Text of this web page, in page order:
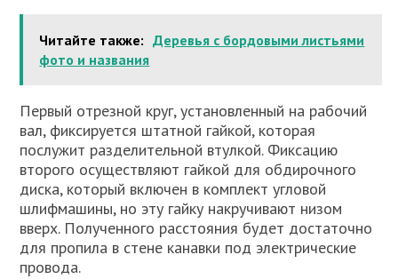
Читайте также: Деревья с бордовыми листьями
фото и названия
Первый отрезной круг, установленный на рабочий
вал, фиксируется штатной гайкой, которая
послужит разделительной втулкой. Фиксацию
второго осуществляют гайкой для обдирочного
диска, который включен в комплект угловой
шлифмашины, но эту гайку накручивают низом
вверх. Полученного расстояния будет достаточно
для пропила в стене канавки под электрические
провода.